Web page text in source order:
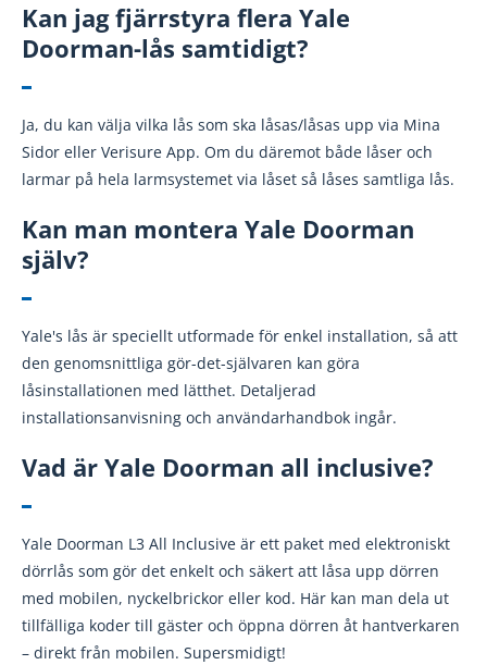
Kan jag fjärrstyra flera Yale
Doorman-lås samtidigt?
Ja, du kan välja vilka lås som ska låsas/låsas upp via Mina
Sidor eller Verisure App. Om du däremot både låser och
larmar på hela larmsystemet via låset så låses samtliga lås.
Kan man montera Yale Doorman
själv?
Yale's lås är speciellt utformade för enkel installation, så att
den genomsnittliga gör-det-självaren kan göra
låsinstallationen med lätthet. Detaljerad
installationsanvisning och användarhandbok ingår.
Vad är Yale Doorman all inclusive?
Yale Doorman L3 All Inclusive är ett paket med elektroniskt
dörrlås som gör det enkelt och säkert att låsa upp dörren
med mobilen, nyckelbrickor eller kod. Här kan man dela ut
tillfälliga koder till gäster och öppna dörren åt hantverkaren
– direkt från mobilen. Supersmidigt!